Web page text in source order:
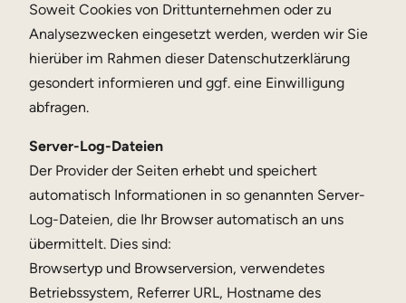
Soweit Cookies von Drittunternehmen oder zu
Analysezwecken eingesetzt werden, werden wir Sie
hierüber im Rahmen dieser Datenschutzerklärung
gesondert informieren und ggf. eine Einwilligung
abfragen.
Server-Log-Dateien
Der Provider der Seiten erhebt und speichert
automatisch Informationen in so genannten Server-
Log-Dateien, die Ihr Browser automatisch an uns
übermittelt. Dies sind:
Browsertyp und Browserversion, verwendetes
Betriebssystem, Referrer URL, Hostname des